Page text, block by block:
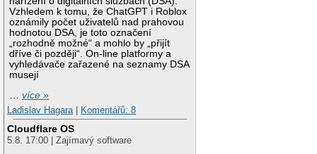
Vzhledem k tomu, že ChatGPT i Roblox
oznámily počet uživatelů nad prahovou
hodnotou DSA, je toto označení
„rozhodně možné“ a mohlo by „přijít
dříve či později“. On-line platformy a
vyhledávače zařazené na seznamy DSA
musejí
…více »
Ladislav Hagara| Komentářů: 8
Cloudflare OS
5.8. 17:00 | Zajímavý software